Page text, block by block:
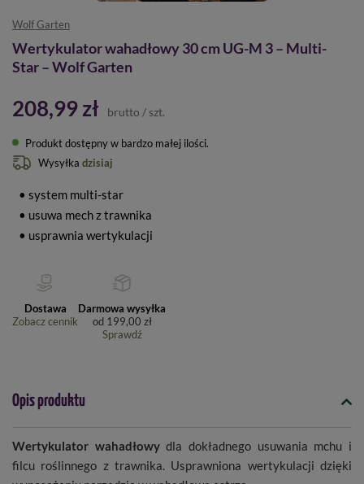
Wolf Garten
Wertykulator wahadłowy 30 cm UG-M 3 – Multi-
Star – Wolf Garten
208,99 zł brutto / szt.
Produkt dostępny w bardzo małej ilości
Wysyłka dzisiaj
• system multi-star
• usuwa mech z trawnika
• usprawnia wertykulacji
Dostawa
Zobacz cennik
Darmowa wysyłka
od 199,00 zł
Sprawdź
Opis produktu
Wertykulator wahadłowydla dokładnego usuwania mchu i
filcu roślinnego z trawnika. Usprawniona wertykulacji dzięki